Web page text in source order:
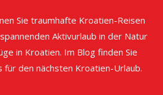
Sie traumhafte Kroatien-Reisen
Aktivurlaub in der Natur
in Kroatien. Im Blog finden Sie
den nächsten Kroatien-Urlaub.